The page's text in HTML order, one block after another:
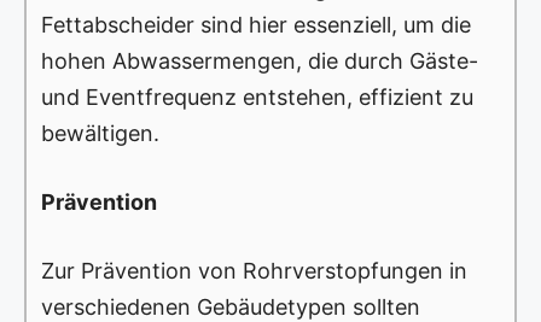
Fettabscheider sind hier essenziell, um die
hohen Abwassermengen, die durch Gäste-
und Eventfrequenz entstehen, effizient zu
bewältigen.
Prävention
Zur Prävention von Rohrverstopfungen in
verschiedenen Gebäudetypen sollten